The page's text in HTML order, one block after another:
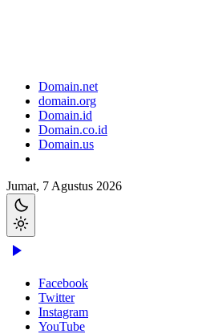
Domain.net
domain.org
Domain.id
Domain.co.id
Domain.us
Jumat, 7 Agustus 2026
Facebook
Twitter
Instagram
YouTube